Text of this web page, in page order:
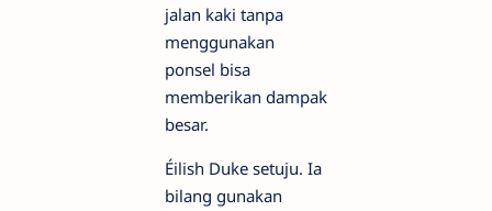
jalan kaki tanpa
menggunakan
ponsel bisa
memberikan dampak
besar.
Éilish Duke setuju. Ia
bilang gunakan